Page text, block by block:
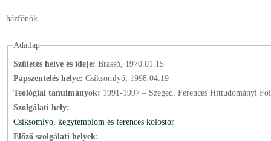
házfőnök
Adatlap
Születés helye és ideje: Brassó, 1970.01.15
Papszentelés helye: Csíksomlyó, 1998.04.19
Teológiai tanulmányok: 1991-1997 – Szeged, Ferences Hittudományi
Szolgálati hely:
Csíksomlyó, kegytemplom és ferences kolostor
Előző szolgálati helyek: